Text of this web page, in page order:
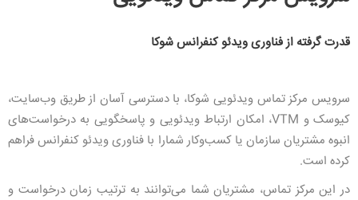
مرکز تماس ویدئویی
قدرت گرفته از فناوری ویدئو کنفرانس شوکا
سرویس مرکز تماس ویدئویی شوکا، با دسترسی آسان از طریق وب‌سایت،
کیوسک و VTM، امکان ارتباط ویدئویی و پاسخگویی به درخواست‌های
انبوه مشتریان سازمان یا کسب‌وکار شمارا با فناوریویدئو کنفرانسفراهم
کرده است.
در این مرکز تماس، مشتریان شما می‌توانند به ترتیب زمان درخواست و